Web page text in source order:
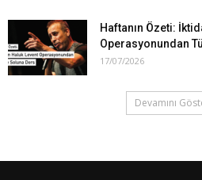
Haftanın Özeti:
Operasyonundan
17/07/2026
Devamını